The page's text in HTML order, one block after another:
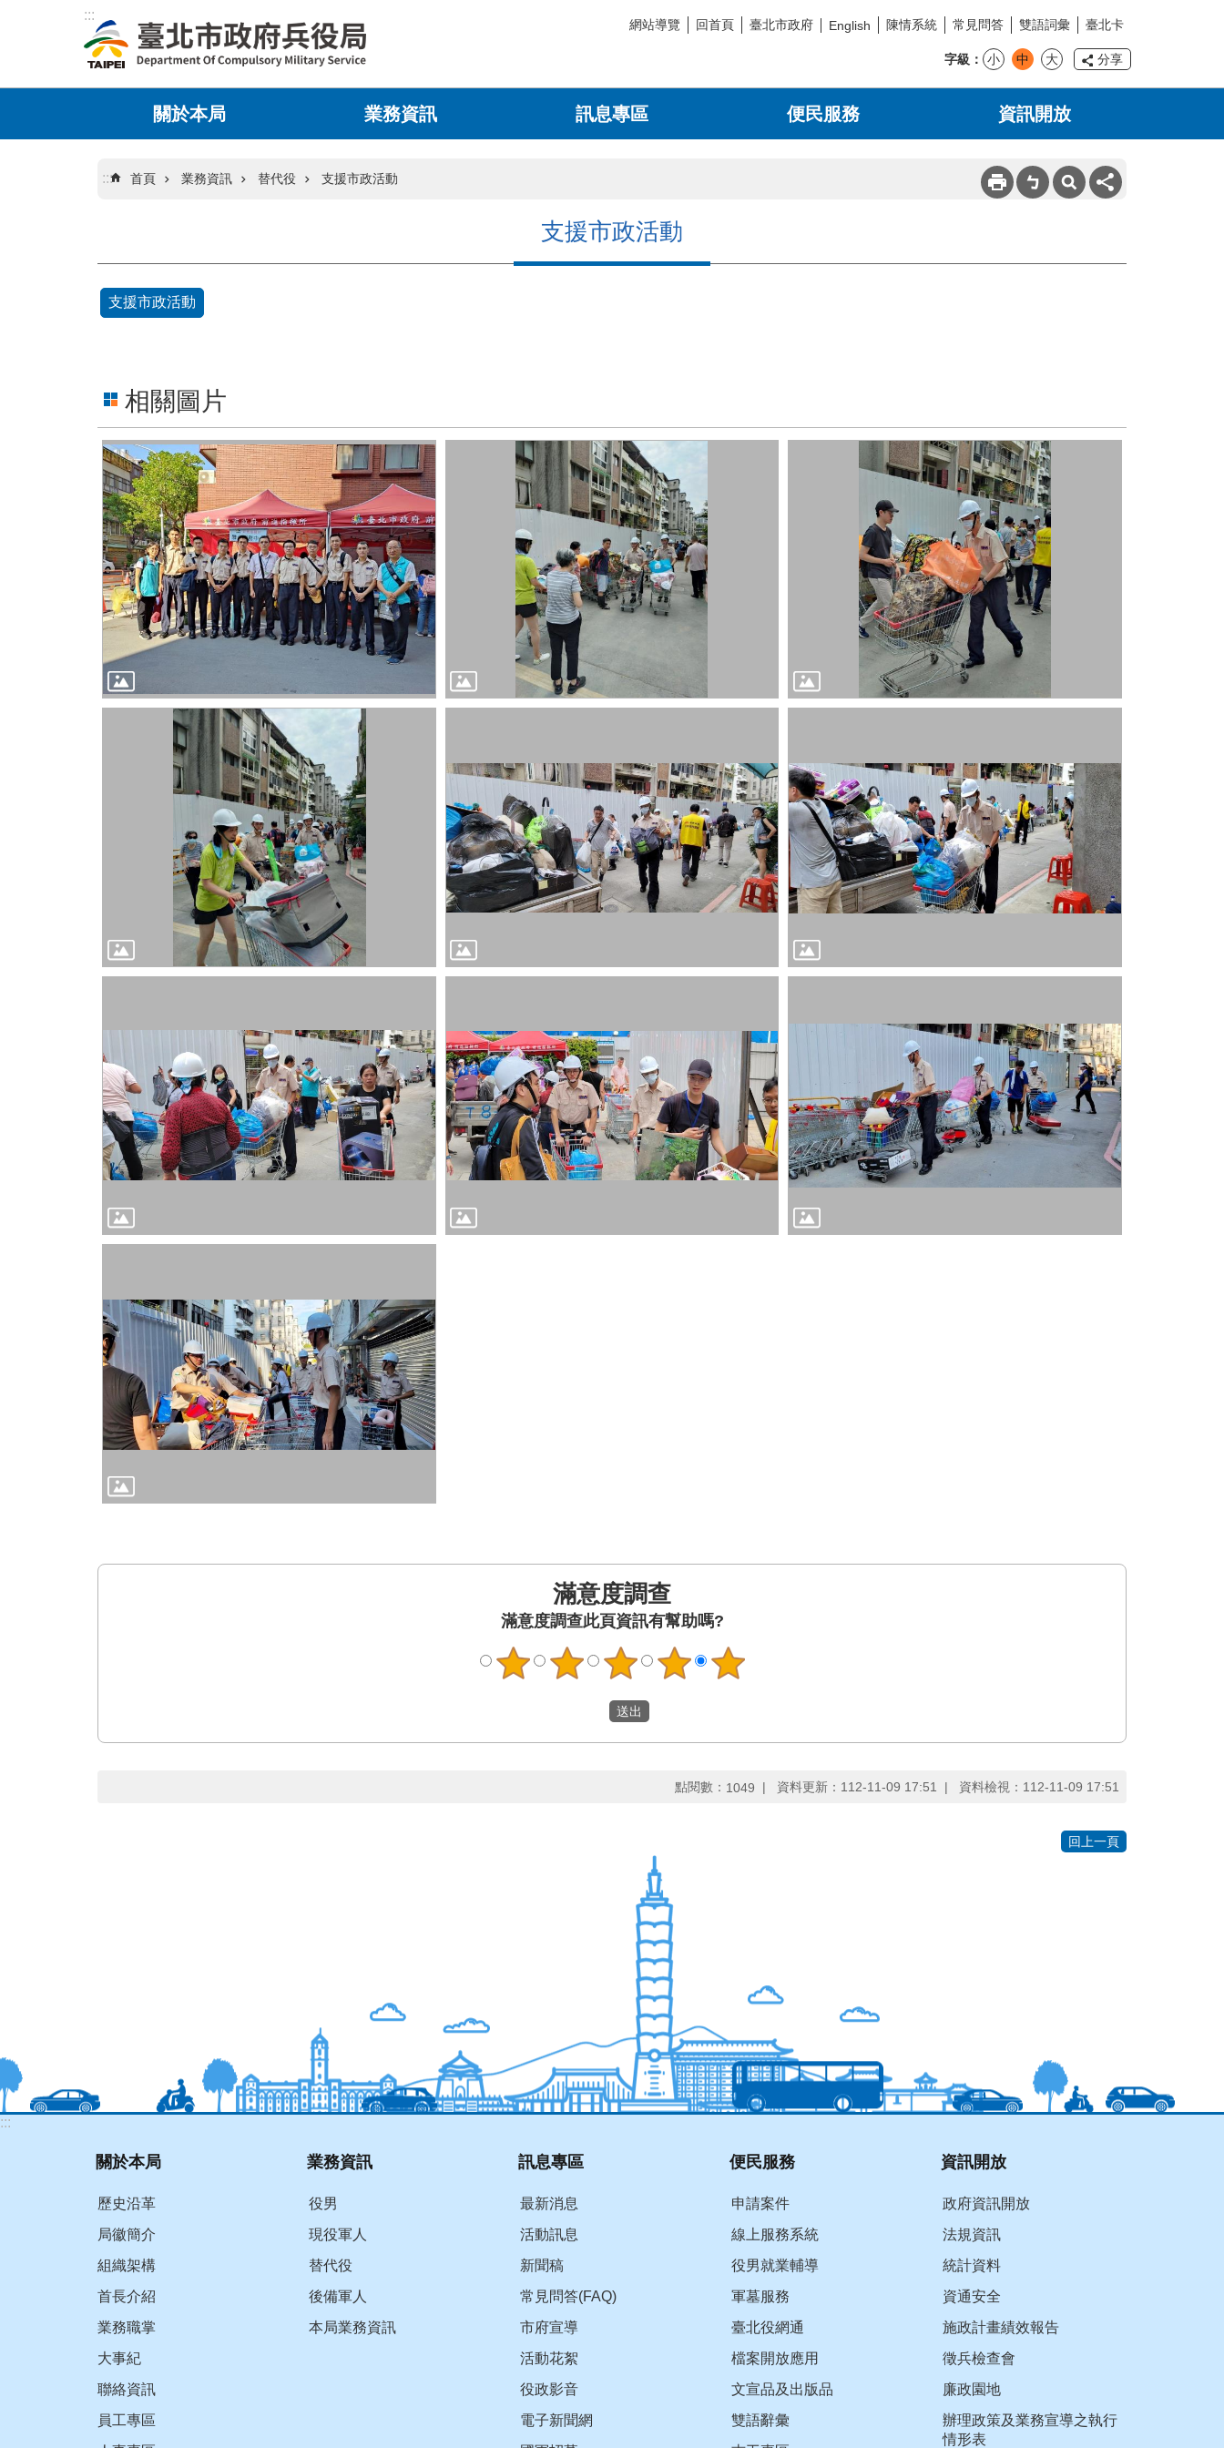
跳到主要內容區塊
:::
網站導覽 回首頁 臺北市政府 English 陳情系統 常見問答 雙語詞彙 臺北卡
字級 小 中 大 分享
關於本局 業務資訊 訊息專區 便民服務 資訊開放
::: 首頁 業務資訊 替代役 支援市政活動
支援市政活動
支援市政活動
相關圖片
滿意度調查此頁資訊有幫助嗎?
點閱數： 1049 資料更新： 112-11-09 17:51 資料檢視： 112-11-09 17:51
回上一頁
:::
關於本局
歷史沿革
局徽簡介
組織架構
首長介紹
業務職掌
大事紀
聯絡資訊
員工專區
業務資訊
役男
現役軍人
替代役
後備軍人
本局業務資訊
訊息專區
最新消息
活動訊息
新聞稿
常見問答(FAQ)
市府宣導
活動花絮
役政影音
電子新聞網
便民服務
申請案件
線上服務系統
役男就業輔導
軍墓服務
臺北役網通
檔案開放應用
文宣品及出版品
雙語辭彙
資訊開放
政府資訊開放
法規資訊
統計資料
資通安全
施政計畫績效報告
徵兵檢查會
廉政園地
辦理政策及業務宣導之執行
情形表